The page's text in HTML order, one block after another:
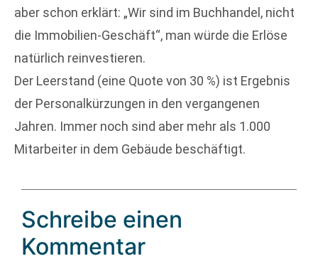
aber schon erklärt: „Wir sind im Buchhandel, nicht
die Immobilien-Geschäft“, man würde die Erlöse
natürlich reinvestieren.
Der Leerstand (eine Quote von 30 %) ist Ergebnis
der Personalkürzungen in den vergangenen
Jahren. Immer noch sind aber mehr als 1.000
Mitarbeiter in dem Gebäude beschäftigt.
Schreibe einen
Kommentar